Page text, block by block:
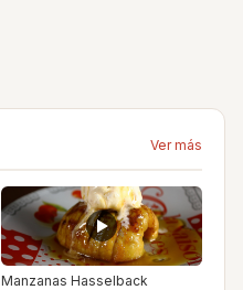
Ver más
Manzanas Hasselback